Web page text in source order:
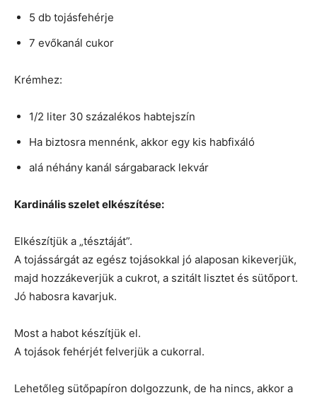
5 db tojásfehérje
7 evőkanál cukor
Krémhez:
1/2 liter 30 százalékos habtejszín
Ha biztosra mennénk, akkor egy kis habfixáló
alá néhány kanál sárgabarack lekvár
Kardinális szelet elkészítése:
Elkészítjük a „tésztáját”.
A tojássárgát az egész tojásokkal jó alaposan kikeverjük,
majd hozzákeverjük a cukrot, a szitált lisztet és sütőport.
Jó habosra kavarjuk.
Most a habot készítjük el.
A tojások fehérjét felverjük a cukorral.
Lehetőleg sütőpapíron dolgozzunk, de ha nincs, akkor a